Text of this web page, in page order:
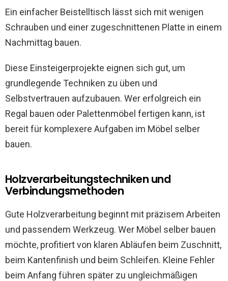
Ein einfacher Beistelltisch lässt sich mit wenigen
Schrauben und einer zugeschnittenen Platte in einem
Nachmittag bauen.
Diese Einsteigerprojekte eignen sich gut, um
grundlegende Techniken zu üben und
Selbstvertrauen aufzubauen. Wer erfolgreich ein
Regal bauen oder Palettenmöbel fertigen kann, ist
bereit für komplexere Aufgaben im Möbel selber
bauen.
Holzverarbeitungstechniken und
Verbindungsmethoden
Gute Holzverarbeitung beginnt mit präzisem Arbeiten
und passendem Werkzeug. Wer Möbel selber bauen
möchte, profitiert von klaren Abläufen beim Zuschnitt,
beim Kantenfinish und beim Schleifen. Kleine Fehler
beim Anfang führen später zu ungleichmäßigen